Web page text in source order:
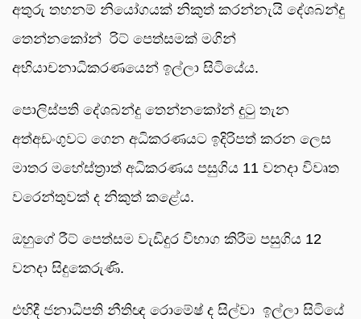
අතුරු තහනම් නියෝගයක් නිකුත් කරන්නැයි දේශබන්දු
තෙන්නකෝන් රිට් පෙත්සමක් මගින්
අභියාචනාධිකරණයෙන් ඉල්ලා සිටියේය.
පොලිස්පති දේශබන්දු තෙන්නකෝන් දුටු තැන
අත්අඩංගුවට ගෙන අධිකරණයට ඉදිරිපත් කරන ලෙස
මාතර මහේස්ත්‍රාත් අධිකරණය පසුගිය 11 වනදා විවෘත
වරෙන්තුවක් ද නිකුත් කළේය.
ඔහුගේ රීට් පෙත්සම වැඩිදුර විභාග කිරීම පසුගිය 12
වනදා සිදුකෙරුණි.
එහිදී ජනාධිපති නීතිඥ රොමේෂ් ද සිල්වා ඉල්ලා සිටියේ